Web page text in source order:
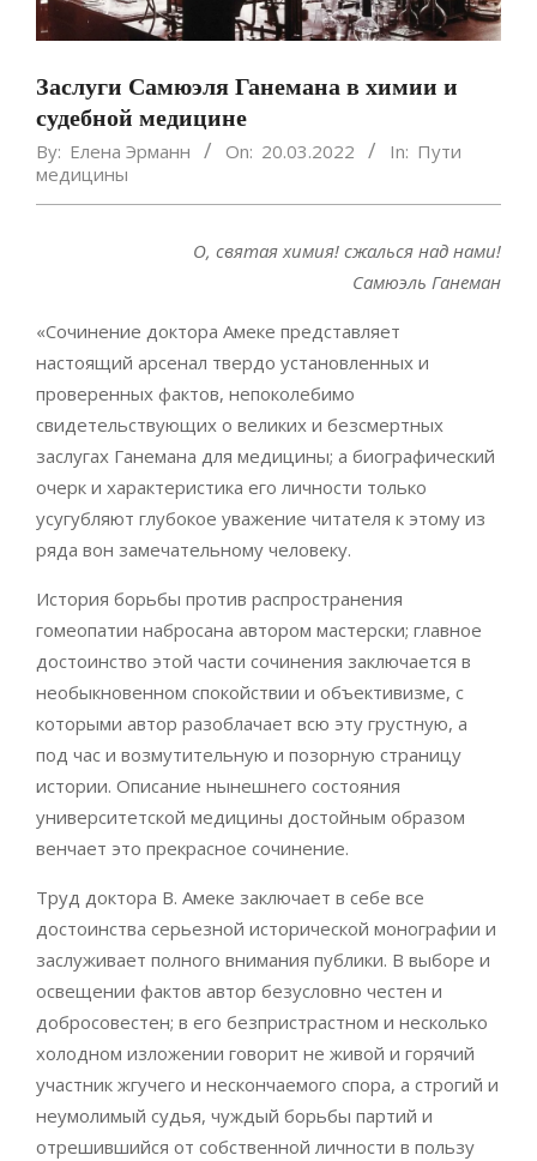
Заслуги Самюэля Ганемана в химии и
судебной медицине
By: Елена Эрманн On: 20.03.2022 In: Пути
медицины
О, святая химия! сжалься над нами!
Самюэль Ганеман
«Сочинение доктора Амеке представляет
настоящий арсенал твердо установленных и
проверенных фактов, непоколебимо
свидетельствующих о великих и безсмертных
заслугах Ганемана для медицины; а биографический
очерк и характеристика его личности только
усугубляют глубокое уважение читателя к этому из
ряда вон замечательному человеку.
История борьбы против распространения
гомеопатии набросана автором мастерски; главное
достоинство этой части сочинения заключается в
необыкновенном спокойствии и объективизме, с
которыми автор разоблачает всю эту грустную, а
под час и возмутительную и позорную страницу
истории. Описание нынешнего состояния
университетской медицины достойным образом
венчает это прекрасное сочинение.
Труд доктора В. Амеке заключает в себе все
достоинства серьезной исторической монографии и
заслуживает полного внимания публики. В выборе и
освещении фактов автор безусловно честен и
добросовестен; в его безпристрастном и несколько
холодном изложении говорит не живой и горячий
участник жгучего и нескончаемого спора, а строгий и
неумолимый судья, чуждый борьбы партий и
отрешившийся от собственной личности в пользу